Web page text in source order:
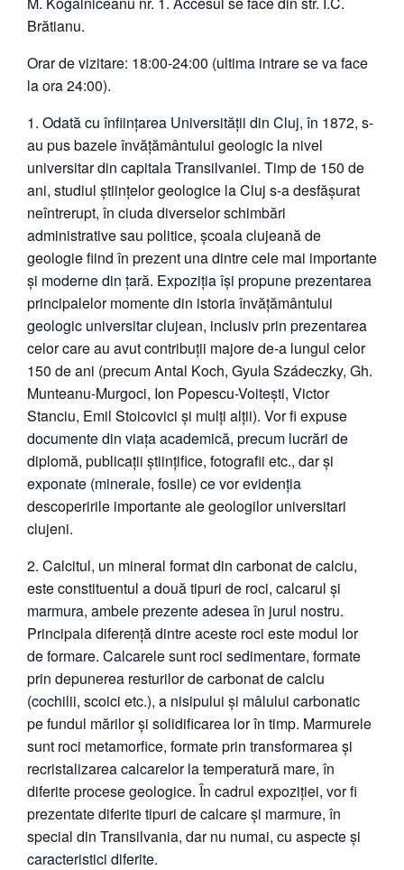
Brătianu.
Orar de vizitare: 18:00-24:00 (ultima intrare se va face
la ora 24:00).
Odată cu înființarea Universității din Cluj, în 1872, s-
au pus bazele învățământului geologic la nivel
universitar din capitala Transilvaniei. Timp de 150 de
ani, studiul științelor geologice la Cluj s-a desfășurat
neîntrerupt, în ciuda diverselor schimbări
administrative sau politice, școala clujeană de
geologie fiind în prezent una dintre cele mai importante
și moderne din țară. Expoziția își propune prezentarea
principalelor momente din istoria învățământului
geologic universitar clujean, inclusiv prin prezentarea
celor care au avut contribuții majore de-a lungul celor
150 de ani (precum Antal Koch, Gyula Szádeczky, Gh.
Munteanu-Murgoci, Ion Popescu-Voitești, Victor
Stanciu, Emil Stoicovici și mulți alții). Vor fi expuse
documente din viața academică, precum lucrări de
diplomă, publicații științifice, fotografii etc., dar și
exponate (minerale, fosile) ce vor evidenția
descoperirile importante ale geologilor universitari
clujeni.
Calcitul, un mineral format din carbonat de calciu,
este constituentul a două tipuri de roci, calcarul și
marmura, ambele prezente adesea în jurul nostru.
Principala diferență dintre aceste roci este modul lor
de formare. Calcarele sunt roci sedimentare, formate
prin depunerea resturilor de carbonat de calciu
(cochilii, scoici etc.), a nisipului și mâlului carbonatic
pe fundul mărilor și solidificarea lor în timp. Marmurele
sunt roci metamorfice, formate prin transformarea și
recristalizarea calcarelor la temperatură mare, în
diferite procese geologice. În cadrul expoziției, vor fi
prezentate diferite tipuri de calcare și marmure, în
special din Transilvania, dar nu numai, cu aspecte și
caracteristici diferite.